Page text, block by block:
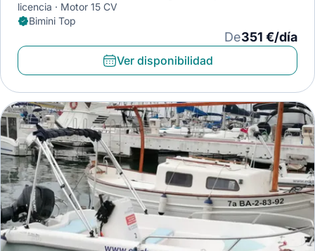
licencia
Motor 15 CV
Bimini Top
De351 €/día
Ver disponibilidad